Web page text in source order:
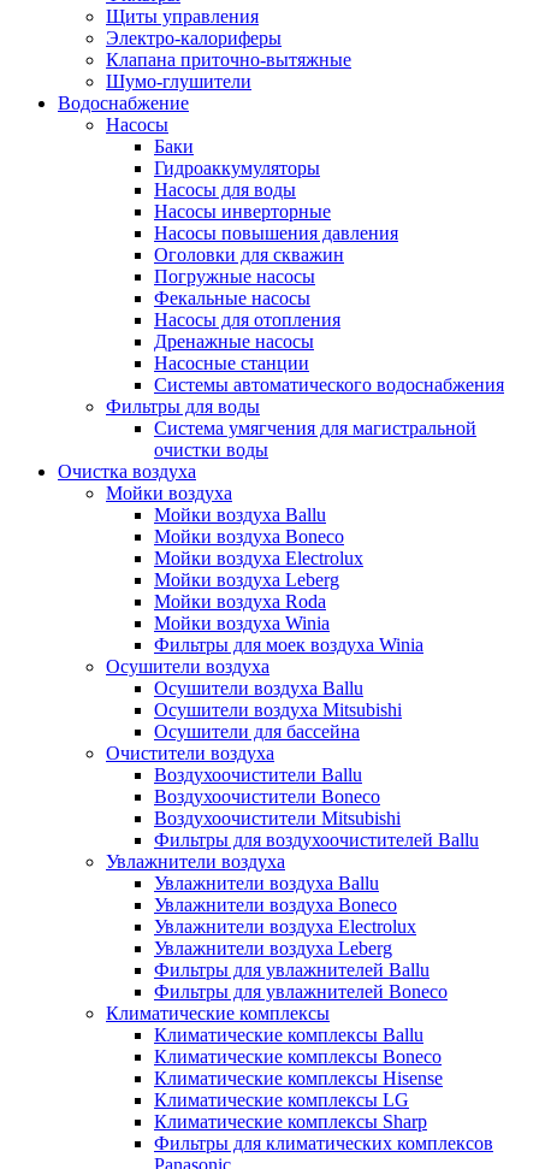
Щиты управления
Электро-калориферы
Клапана приточно-вытяжные
Шумо-глушители
Водоснабжение
Насосы
Баки
Гидроаккумуляторы
Насосы для воды
Насосы инверторные
Насосы повышения давления
Оголовки для скважин
Погружные насосы
Фекальные насосы
Насосы для отопления
Дренажные насосы
Насосные станции
Системы автоматического водоснабжения
Фильтры для воды
Система умягчения для магистральной
очистки воды
Очистка воздуха
Мойки воздуха
Мойки воздуха Ballu
Мойки воздуха Boneco
Мойки воздуха Electrolux
Мойки воздуха Leberg
Мойки воздуха Roda
Мойки воздуха Winia
Фильтры для моек воздуха Winia
Осушители воздуха
Осушители воздуха Ballu
Осушители воздуха Mitsubishi
Осушители для бассейна
Очистители воздуха
Воздухоочистители Ballu
Воздухоочистители Boneco
Воздухоочистители Mitsubishi
Фильтры для воздухоочистителей Ballu
Увлажнители воздуха
Увлажнители воздуха Ballu
Увлажнители воздуха Boneco
Увлажнители воздуха Electrolux
Увлажнители воздуха Leberg
Фильтры для увлажнителей Ballu
Фильтры для увлажнителей Boneco
Климатические комплексы
Климатические комплексы Ballu
Климатические комплексы Boneco
Климатические комплексы Hisense
Климатические комплексы LG
Климатические комплексы Sharp
Фильтры для климатических комплексов